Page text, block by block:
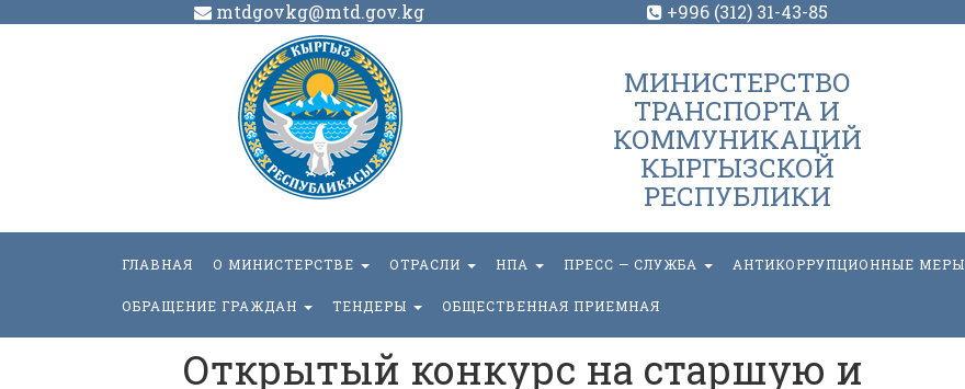
mtdgovkg@mtd.gov.kg +996 (312) 31-43-85
МИНИСТЕРСТВО
ТРАНСПОРТА И
КОММУНИКАЦИЙ
КЫРГЫЗСКОЙ
РЕСПУБЛИКИ
ГЛАВНАЯ О МИНИСТЕРСТВЕ ОТРАСЛИ НПА ПРЕСС — СЛУЖБА АНТИКОРРУПЦИОННЫЕ МЕРЫ
ОБРАЩЕНИЕ ГРАЖДАН ТЕНДЕРЫ ОБЩЕСТВЕННАЯ ПРИЕМНАЯ
Открытый конкурс на старшую и